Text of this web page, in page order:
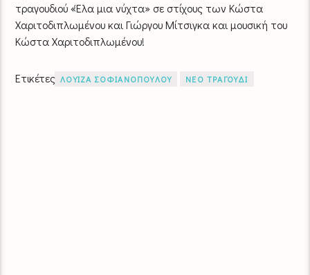
τραγουδιού «Έλα μια νύχτα» σε στίχους των Κώστα
Χαριτοδιπλωμένου και Γιώργου Μίτσιγκα και μουσική του
Κώστα Χαριτοδιπλωμένου!
Ετικέτες ΛΟΥΙΖΑ ΣΟΦΙΑΝΟΠΟΥΛΟΥ ΝΕΟ ΤΡΑΓΟΥΔΙ